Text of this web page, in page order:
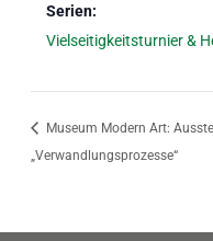
Serien:
Vielseitigkeitsturnier &
Museum Modern Art:
„Verwandlungsprozesse“